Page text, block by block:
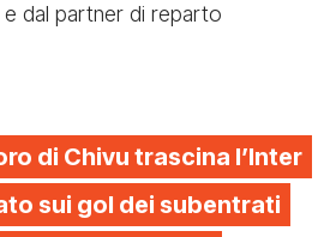
e dal partner di reparto
di Chivu trascina l’Inter
sui gol dei subentrati